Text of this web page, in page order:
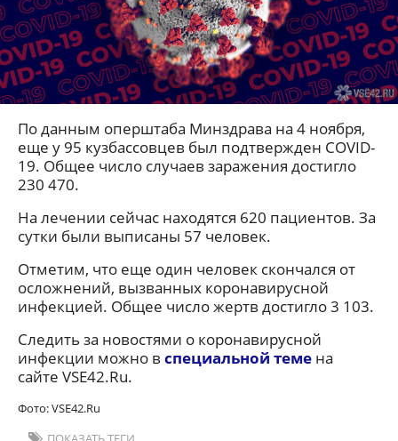
По данным оперштаба Минздрава на 4 ноября,
еще у 95 кузбассовцев был подтвержден COVID-
19. Общее число случаев заражения достигло
230 470.
На лечении сейчас находятся 620 пациентов. За
сутки были выписаны 57 человек.
Отметим, что еще один человек скончался от
осложнений, вызванных коронавирусной
инфекцией. Общее число жертв достигло 3 103.
Следить за новостями о коронавирусной
инфекции можно в специальной теме на
сайте VSE42.Ru.
Фото: VSE42.Ru